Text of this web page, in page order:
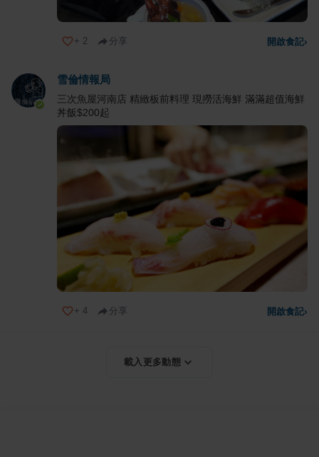
+ 2 分享 開啟食記›
雪倫情報局
三次魚屋河南店 精緻板前料理 現撈活海鮮 滿滿超值海鮮
丼飯$200起
+ 4 分享 開啟食記›
載入更多動態